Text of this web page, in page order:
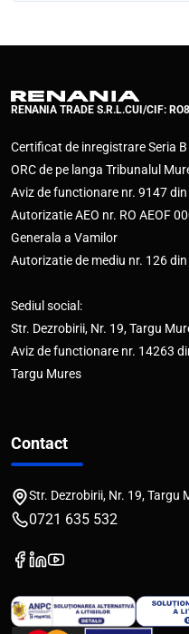
RENANIA TRADE S.R.L.CUI/CIF:
Certificat de inregistrare Seria
ORC de pe langa Tribunalul
Aviz de functionare nr. 9147
Autorizatie AEO nr. RO AEOF
Generala a Vamilor
Autorizatie de mediu nr. 126
Sediul social:
Str. Dezrobirii, Nr. 19, Targu
Aviz de functionare nr. 14263
Targu Mures
Contact
Str. Dezrobirii, Nr. 19, Targu
0721 635 532